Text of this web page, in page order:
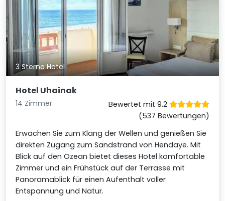
3 Sterne Hotel
Hotel Uhainak
14 Zimmer
Bewertet mit 9.2
(537 Bewertungen)
Erwachen Sie zum Klang der Wellen und genießen Sie
direkten Zugang zum Sandstrand von Hendaye. Mit
Blick auf den Ozean bietet dieses Hotel komfortable
Zimmer und ein Frühstück auf der Terrasse mit
Panoramablick für einen Aufenthalt voller
Entspannung und Natur.